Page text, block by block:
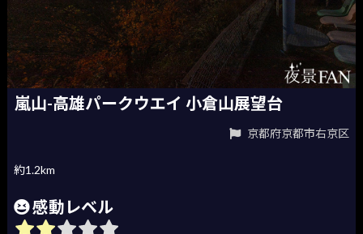
嵐山-高雄パークウエイ 小倉山展望台
京都府京都市右京区
約1.2km
感動レベル